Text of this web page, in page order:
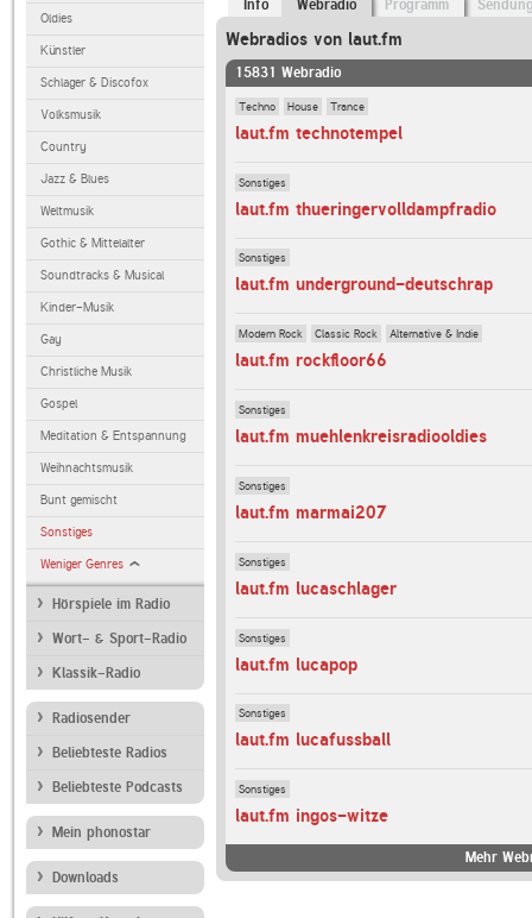
Oldies
Künstler
Schlager & Discofox
Volksmusik
Country
Jazz & Blues
Weltmusik
Gothic & Mittelalter
Soundtracks & Musical
Kinder-Musik
Gay
Christliche Musik
Gospel
Meditation & Entspannung
Weihnachtsmusik
Bunt gemischt
Sonstiges
Weniger Genres
Hörspiele im Radio
Wort- & Sport-Radio
Klassik-Radio
Radiosender
Beliebteste Radios
Beliebteste Podcasts
Mein phonostar
Downloads
Info Webradio Programm
Webradios von laut.fm
15831 Webradio
Techno House Trance
laut.fm technotempel
Sonstiges
laut.fm thueringervolldampfradio
Sonstiges
laut.fm underground-deutschrap
Modern Rock Classic Rock Alternative & Indie
laut.fm rockfloor66
Sonstiges
laut.fm muehlenkreisradiooldies
Sonstiges
laut.fm marmai207
Sonstiges
laut.fm lucaschlager
Sonstiges
laut.fm lucapop
Sonstiges
laut.fm lucafussball
Sonstiges
laut.fm ingos-witze
Mehr